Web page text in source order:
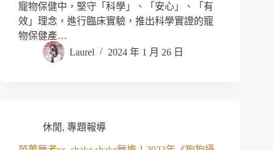
寵物保健中，堅守「科學」、「安心」、「有
效」理念，進行臨床實驗，推出科學實證的寵
物保健產…
Laurel
2024 年 1 月 26 日
休閒, 專題報導